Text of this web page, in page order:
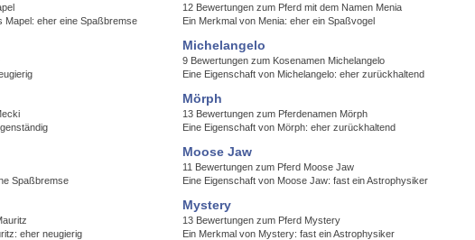
Mapel: eher eine Spaßbremse
12 Bewertungen zum Pferd mit dem Namen Menia
Ein Merkmal von Menia: eher ein Spaßvogel
Michelangelo
9 Bewertungen zum Kosenamen Michelangelo
Eine Eigenschaft von Michelangelo: eher zurückhaltend
Mörph
13 Bewertungen zum Pferdenamen Mörph
Eine Eigenschaft von Mörph: eher zurückhaltend
Spaßbremse
Moose Jaw
11 Bewertungen zum Pferd Moose Jaw
Eine Eigenschaft von Moose Jaw: fast ein Astrophysiker
eher neugierig
Mystery
13 Bewertungen zum Pferd Mystery
Ein Merkmal von Mystery: fast ein Astrophysiker